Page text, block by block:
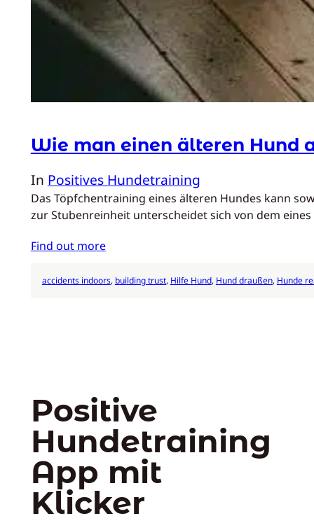
Wie man einen älteren Hund
In Positives Hundetraining
Das Töpfchentraining eines älteren Hundes kann
zur Stubenreinheit unterscheidet sich von dem
Find out more
accidents indoors, building trust, Hilfe Hund, Hund draußen, Hunde
Positive
Hundetraining
App mit
Klicker